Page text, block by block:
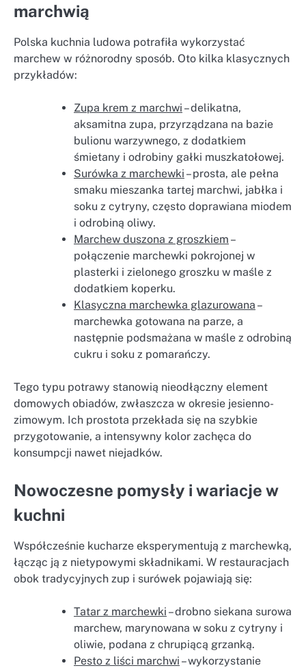
marchwią
Polska kuchnia ludowa potrafiła wykorzystać
marchew w różnorodny sposób. Oto kilka klasycznych
przykładów:
Zupa krem z marchwi – delikatna,
aksamitna zupa, przyrządzana na bazie
bulionu warzywnego, z dodatkiem
śmietany i odrobiny gałki muszkatołowej.
Surówka z marchewki – prosta, ale pełna
smaku mieszanka tartej marchwi, jabłka i
soku z cytryny, często doprawiana miodem
i odrobiną oliwy.
Marchew duszona z groszkiem –
połączenie marchewki pokrojonej w
plasterki i zielonego groszku w maśle z
dodatkiem koperku.
Klasyczna marchewka glazurowana –
marchewka gotowana na parze, a
następnie podsmażana w maśle z odrobiną
cukru i soku z pomarańczy.
Tego typu potrawy stanowią nieodłączny element
domowych obiadów, zwłaszcza w okresie jesienno-
zimowym. Ich prostota przekłada się na szybkie
przygotowanie, a intensywny kolor zachęca do
konsumpcji nawet niejadków.
Nowoczesne pomysły i wariacje w
kuchni
Współcześnie kucharze eksperymentują z marchewką,
łącząc ją z nietypowymi składnikami. W restauracjach
obok tradycyjnych zup i surówek pojawiają się:
Tatar z marchewki – drobno siekana surowa
marchew, marynowana w soku z cytryny i
oliwie, podana z chrupiącą grzanką.
Pesto z liści marchwi – wykorzystanie